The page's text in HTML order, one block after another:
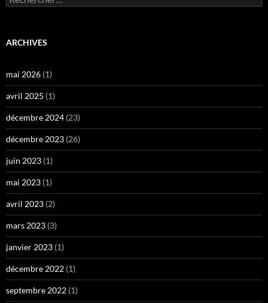
ARCHIVES
mai 2026 (1)
avril 2025 (1)
décembre 2024 (23)
décembre 2023 (26)
juin 2023 (1)
mai 2023 (1)
avril 2023 (2)
mars 2023 (3)
janvier 2023 (1)
décembre 2022 (1)
septembre 2022 (1)